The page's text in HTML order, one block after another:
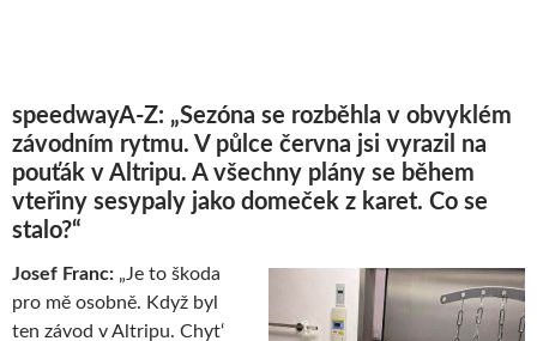
speedwayA-Z: „Sezóna se rozběhla v obvyklém
závodním rytmu. V půlce června jsi vyrazil na
pouťák v Altripu. A všechny plány se během
vteřiny sesypaly jako domeček z karet. Co se
stalo?“
Josef Franc: „Je to škoda
pro mě osobně. Když byl
ten závod v Altripu. Chyt‘